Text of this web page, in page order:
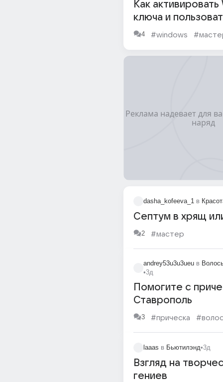
Как
ключа и
бесплатно?
4 #windows
dasha_kofeeva_1 в
Септум в хрящ
2 #мастер
andrey53u3u3ueu в
•3д
Помогите с
Ставрополь
3 #прическа
laaas в Бьютилэнд•3д
Взгляд на
гениев